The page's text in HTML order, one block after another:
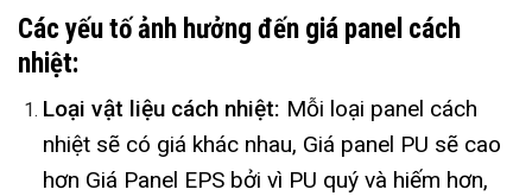
Các yếu tố ảnh hưởng đến giá panel cách
nhiệt:
Loại vật liệu cách nhiệt: Mỗi loại panel cách
nhiệt sẽ có giá khác nhau, Giá panel PU sẽ cao
hơn Giá Panel EPS bởi vì PU quý và hiếm hơn,